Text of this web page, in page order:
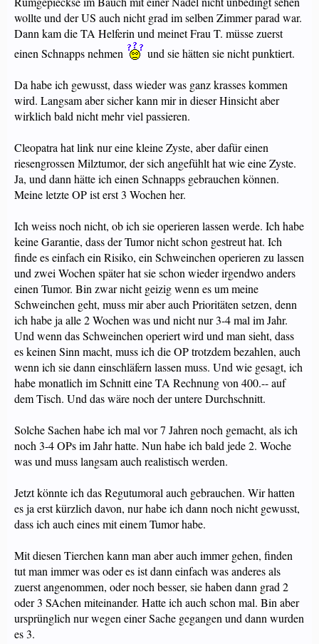
wollte und der US auch nicht grad im selben Zimmer parad war.
Dann kam die TA Helferin und meinet Frau T. müsse zuerst
einen Schnapps nehmen
und sie hätten sie nicht punktiert.
Da habe ich gewusst, dass wieder was ganz krasses kommen
wird. Langsam aber sicher kann mir in dieser Hinsicht aber
wirklich bald nicht mehr viel passieren.
Cleopatra hat link nur eine kleine Zyste, aber dafür einen
riesengrossen Milztumor, der sich angefühlt hat wie eine Zyste.
Ja, und dann hätte ich einen Schnapps gebrauchen können.
Meine letzte OP ist erst 3 Wochen her.
Ich weiss noch nicht, ob ich sie operieren lassen werde. Ich habe
keine Garantie, dass der Tumor nicht schon gestreut hat. Ich
finde es einfach ein Risiko, ein Schweinchen operieren zu lassen
und zwei Wochen später hat sie schon wieder irgendwo anders
einen Tumor. Bin zwar nicht geizig wenn es um meine
Schweinchen geht, muss mir aber auch Prioritäten setzen, denn
ich habe ja alle 2 Wochen was und nicht nur 3-4 mal im Jahr.
Und wenn das Schweinchen operiert wird und man sieht, dass
es keinen Sinn macht, muss ich die OP trotzdem bezahlen, auch
wenn ich sie dann einschläfern lassen muss. Und wie gesagt, ich
habe monatlich im Schnitt eine TA Rechnung von 400.-- auf
dem Tisch. Und das wäre noch der untere Durchschnitt.
Solche Sachen habe ich mal vor 7 Jahren noch gemacht, als ich
noch 3-4 OPs im Jahr hatte. Nun habe ich bald jede 2. Woche
was und muss langsam auch realistisch werden.
Jetzt könnte ich das Regutumoral auch gebrauchen. Wir hatten
es ja erst kürzlich davon, nur habe ich dann noch nicht gewusst,
dass ich auch eines mit einem Tumor habe.
Mit diesen Tierchen kann man aber auch immer gehen, finden
tut man immer was oder es ist dann einfach was anderes als
zuerst angenommen, oder noch besser, sie haben dann grad 2
oder 3 SAchen miteinander. Hatte ich auch schon mal. Bin aber
ursprünglich nur wegen einer Sache gegangen und dann wurden
es 3.